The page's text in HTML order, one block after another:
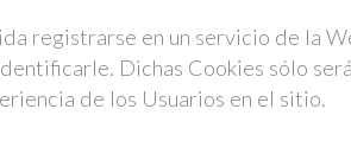
registrarse en un servicio de la
Dichas Cookies sólo
de los Usuarios en el sitio.